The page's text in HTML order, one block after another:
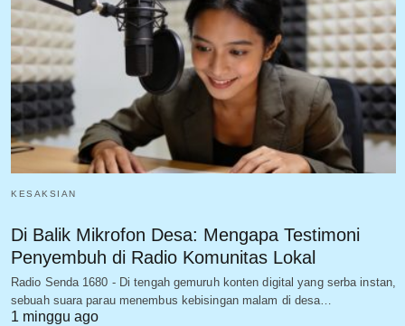
KESAKSIAN
Di Balik Mikrofon Desa: Mengapa Testimoni
Penyembuh di Radio Komunitas Lokal
Radio Senda 1680 - Di tengah gemuruh konten digital yang serba instan,
sebuah suara parau menembus kebisingan malam di desa…
1 minggu ago